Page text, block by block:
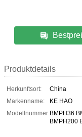
Produktdetails
Herkunftsort:
China
Markenname:
KE HAO
Modellnummer:BMPH36
BMPH200